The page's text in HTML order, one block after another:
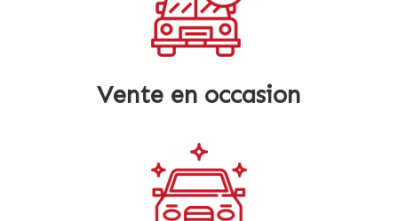
Vente en occasion